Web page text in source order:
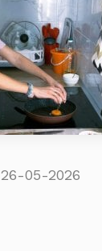
26-05-2026